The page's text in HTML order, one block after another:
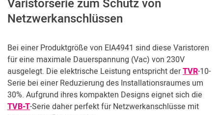
Varistorserie zum Schutz von
Netzwerkanschlüssen
Bei einer Produktgröße von EIA4941 sind diese Varistoren
für eine maximale Dauerspannung (Vac) von 230V
ausgelegt. Die elektrische Leistung entspricht derTVR-10-
Serie bei einer Reduzierung des Installationsraumes um
30%. Aufgrund ihres kompakten Designs eignet sich die
TVB-T-Serie daher perfekt für Netzwerkanschlüsse mit
News
Blog
Kontakt
Kundenbereich